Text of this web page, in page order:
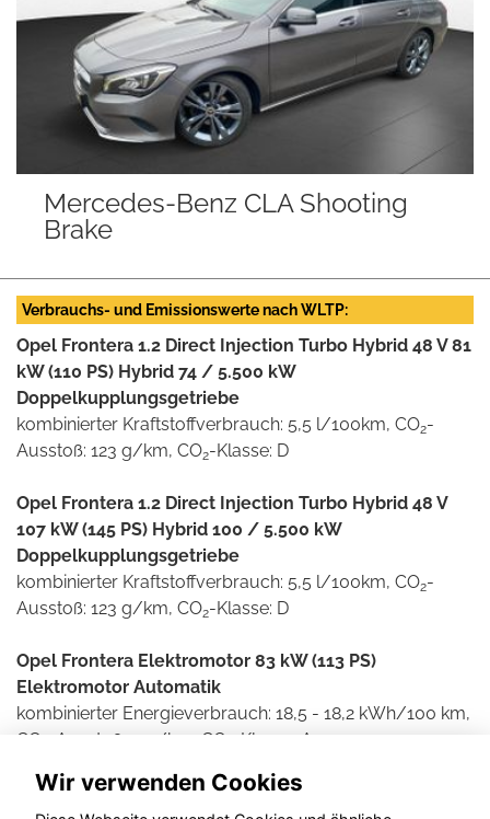
Benz CLA Shooting
Verbrauchs- und Emissionswerte nach WLTP:
Opel Frontera 1.2 Direct Injection Turbo Hybrid 48 V 81
kW (110 PS) Hybrid 74 / 5.500 kW
Doppelkupplungsgetriebe
kombinierter Kraftstoffverbrauch: 5,5 l/100km, CO2-
Ausstoß: 123 g/km, CO2-Klasse: D
Opel Frontera 1.2 Direct Injection Turbo Hybrid 48 V
107 kW (145 PS) Hybrid 100 / 5.500 kW
Doppelkupplungsgetriebe
kombinierter Kraftstoffverbrauch: 5,5 l/100km, CO2-
Ausstoß: 123 g/km, CO2-Klasse: D
Opel Frontera Elektromotor 83 kW (113 PS)
Elektromotor Automatik
kombinierter Energieverbrauch: 18,5 - 18,2 kWh/100 km,
CO
-Ausstoß: 0 g/km, CO -Klasse: A
Weitere Informationen zum offiziellen Kraftstoff- und
Wir verwenden Cookies